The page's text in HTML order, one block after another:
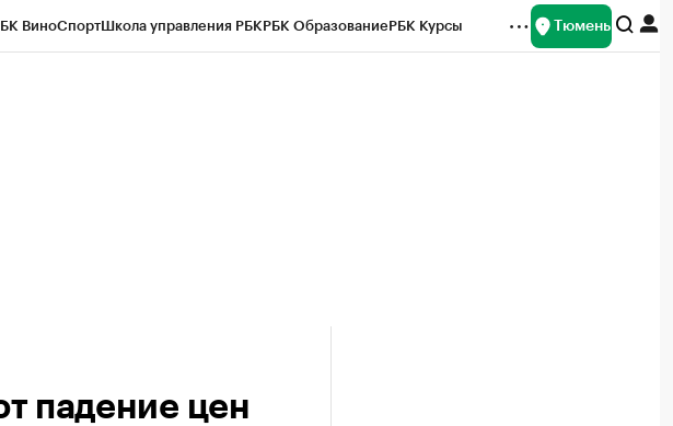
ВиноСпортШкола управления РБКРБК ОбразованиеРБК Курсы Тюмень
падение цен